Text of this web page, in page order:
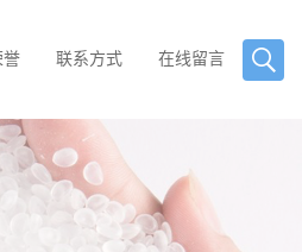
誉 联系方式 在线留言